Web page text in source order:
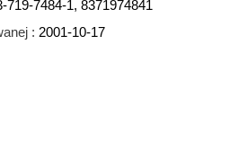
719-7484-1, 8371974841
: 2001-10-17